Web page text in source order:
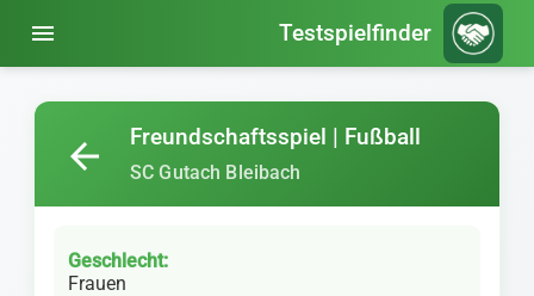
menu Testspielfinder
Freundschaftsspiel | Fußball
SC Gutach Bleibach
arrow_back
Geschlecht:
Frauen